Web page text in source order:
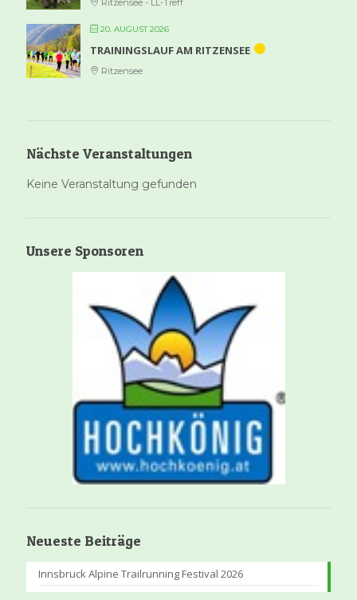
Ritzensee - LL-Treff
20. AUGUST 2026
TRAININGSLAUF AM RITZENSEE
Ritzensee
Nächste Veranstaltungen
Keine Veranstaltung gefunden
Unsere Sponsoren
Neueste Beiträge
Innsbruck Alpine Trailrunning Festival 2026